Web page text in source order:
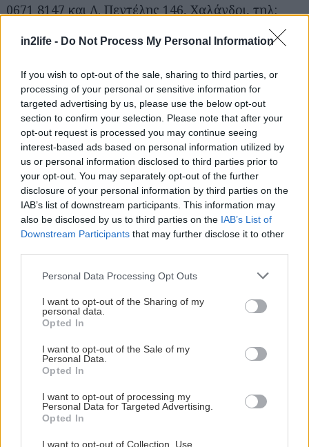
in2life - Do Not Process My Personal Information
If you wish to opt-out of the sale, sharing to third parties, or
processing of your personal or sensitive information for
targeted advertising by us, please use the below opt-out
section to confirm your selection. Please note that after your
opt-out request is processed you may continue seeing
interest-based ads based on personal information utilized by
us or personal information disclosed to third parties prior to
your opt-out. You may separately opt-out of the further
disclosure of your personal information by third parties on the
IAB’s list of downstream participants. This information may
also be disclosed by us to third parties on the IAB’s List of
Downstream Participants that may further disclose it to other
Please note that this website/app uses one or more Google
not limited to your visit or usage behaviour. You may click to
grant or deny consent to Google and its third-party tags to
use your data for below specified purposes in below Google
consent section.
Personal Data Processing Opt Outs
I want to opt-out of the Sharing of my
personal data.
Opted In
I want to opt-out of the Sale of my
Personal Data.
Opted In
I want to opt-out of processing my
Personal Data for Targeted Advertising.
Opted In
I want to opt-out of Collection, Use,
0671 8147 και Λ. Πεντέλης 146, Χαλάνδρι, τηλ:
Ο Δήμος Χαλανδρίου διαθέτει δύο κολυμβητήρια,
το κλειστό στο Αθλητικό Κέντρο «Ν. Πέρκιζας»
και το ανοικτό Κολυμβητήριο «Π.
Παπαγιαννόπουλος». Όσοι ενήλικες κάνουν
ελεύθερη κολύμβηση, έχουν την δυνατότητα να
κάνουν χρήση και των δύο κολυμβητηρίων με μια
μόνο συνδρομή. Το κόστος ανέρχεται στα 35€ τον
μήνα για τρεις φορές την εβδομάδα, ενώ το
εισιτήριο ημέρας είναι στα 6€. Για δημότες
παρέχεται έκπτωση 10€. Αναλυτικά τα ωράρια
εδώ.
Κολυμβητήριο ΟΑΚΑ
Στις όμορφες εγκαταστάσεις του ΟΑΚΑ, θα βρεις
μια ανοικτή θερμαινόμενη πισίνα για το κοινό, η
οποία λειτουργεί Δευτέρα με Παρασκευή 7.30 με